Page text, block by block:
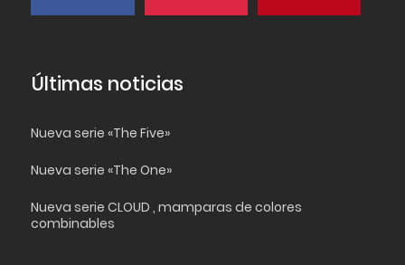
Últimas noticias
Nueva serie «The Five»
Nueva serie «The One»
Nueva serie CLOUD , mamparas de colores
combinables